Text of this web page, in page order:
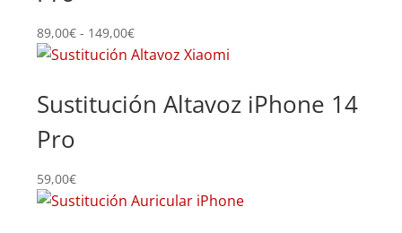
89,00€ - 149,00€Rango
de
desde
89,00€
Sustitución Altavoz iPhone 14
Pro
59,00€